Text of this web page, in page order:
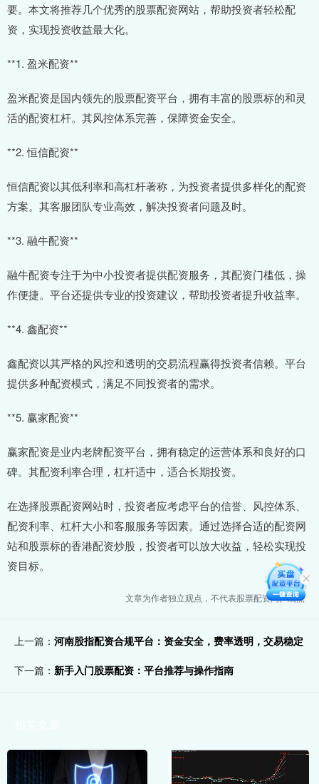
要。本文将推荐几个优秀的股票配资网站，帮助投资者轻松配
资，实现投资收益最大化。
**1. 盈米配资**
盈米配资是国内领先的股票配资平台，拥有丰富的股票标的和灵
活的配资杠杆。其风控体系完善，保障资金安全。
**2. 恒信配资**
恒信配资以其低利率和高杠杆著称，为投资者提供多样化的配资
方案。其客服团队专业高效，解决投资者问题及时。
**3. 融牛配资**
融牛配资专注于为中小投资者提供配资服务，其配资门槛低，操
作便捷。平台还提供专业的投资建议，帮助投资者提升收益率。
**4. 鑫配资**
鑫配资以其严格的风控和透明的交易流程赢得投资者信赖。平台
提供多种配资模式，满足不同投资者的需求。
**5. 赢家配资**
赢家配资是业内老牌配资平台，拥有稳定的运营体系和良好的口
碑。其配资利率合理，杠杆适中，适合长期投资。
在选择股票配资网站时，投资者应考虑平台的信誉、风控体系、
配资利率、杠杆大小和客服服务等因素。通过选择合适的配资网
站和股票标的香港配资炒股，投资者可以放大收益，轻松实现投
资目标。
文章为作者独立观点，不代表股票配资门户观点
上一篇： 河南股指配资合规平台：资金安全，费率透明，交易稳定
下一篇： 新手入门股票配资：平台推荐与操作指南